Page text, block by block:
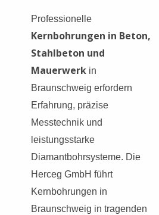
Professionelle
Kernbohrungen in Beton,
Stahlbeton und
Mauerwerk in
Braunschweig erfordern
Erfahrung, präzise
Messtechnik und
leistungsstarke
Diamantbohrsysteme. Die
Herceg GmbH führt
Kernbohrungen in
Braunschweig in tragenden